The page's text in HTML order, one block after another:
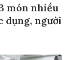
món nhiều
dụng, người